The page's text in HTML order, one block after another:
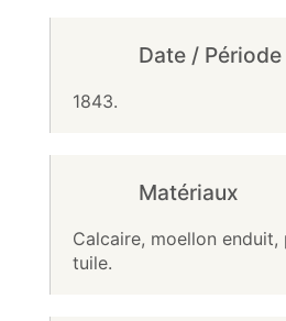
Date / Période
1843.
Matériaux
Calcaire, moellon enduit,
tuile.